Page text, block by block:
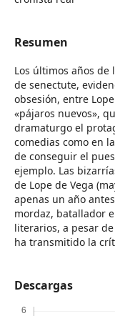
Resumen
Los últimos años de
de senectute,
obsesión, entre
«pájaros nuevos»,
dramaturgo el
comedias como en
de conseguir el
ejemplo. Las
de Lope de Vega
apenas un año
mordaz, batallador
literarios, a pesar
ha transmitido la
Descargas